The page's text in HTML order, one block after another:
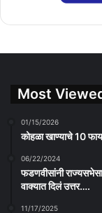
Most
01/15/2026
कोहळा खाण्याचे 10
06/22/2024
फडणवीसांनी
वाक्यात दिलं उत्तर….
11/17/2025